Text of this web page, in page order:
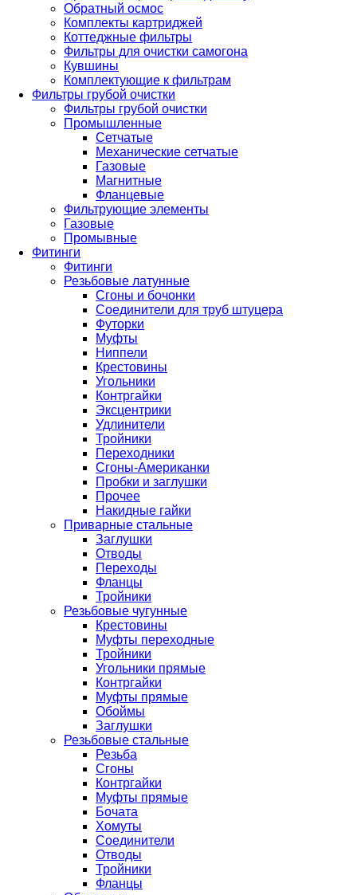
Обратный осмос
Комплекты картриджей
Коттеджные фильтры
Фильтры для очистки самогона
Кувшины
Комплектующие к фильтрам
Фильтры грубой очистки
Фильтры грубой очистки
Промышленные
Сетчатые
Механические сетчатые
Газовые
Магнитные
Фланцевые
Фильтрующие элементы
Газовые
Промывные
Фитинги
Фитинги
Резьбовые латунные
Сгоны и бочонки
Соединители для труб штуцера
Футорки
Муфты
Ниппели
Крестовины
Угольники
Контргайки
Эксцентрики
Удлинители
Тройники
Переходники
Сгоны-Американки
Пробки и заглушки
Прочее
Накидные гайки
Приварные стальные
Заглушки
Отводы
Переходы
Фланцы
Тройники
Резьбовые чугунные
Крестовины
Муфты переходные
Тройники
Угольники прямые
Контргайки
Муфты прямые
Обоймы
Заглушки
Резьбовые стальные
Резьба
Сгоны
Контргайки
Муфты прямые
Бочата
Хомуты
Соединители
Отводы
Тройники
Фланцы